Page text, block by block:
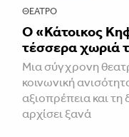
ΘΈΑΤΡΟ
Ο «Κάτοικος
τέσσερα χωριά
Μια σύγχρονη
κοινωνική
αξιοπρέπεια και τη
αρχίσει ξανά